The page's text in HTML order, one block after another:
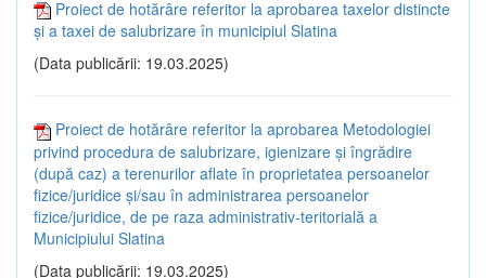
Proiect de hotărâre referitor la aprobarea taxelor distincte
și a taxei de salubrizare în municipiul Slatina
(Data publicării: 19.03.2025)
Proiect de hotărâre referitor la aprobarea Metodologiei
privind procedura de salubrizare, igienizare și îngrădire
(după caz) a terenurilor aflate în proprietatea persoanelor
fizice/juridice și/sau în administrarea persoanelor
fizice/juridice, de pe raza administrativ-teritorială a
Municipiului Slatina
(Data publicării: 19.03.2025)